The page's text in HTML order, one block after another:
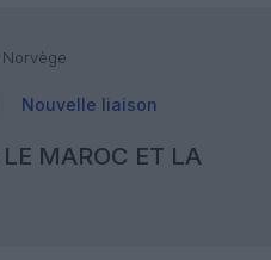
Nouvelle liaison
MAROC ET LA